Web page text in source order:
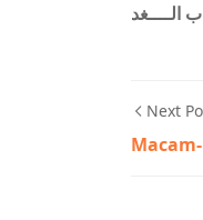
الــــغد
Next